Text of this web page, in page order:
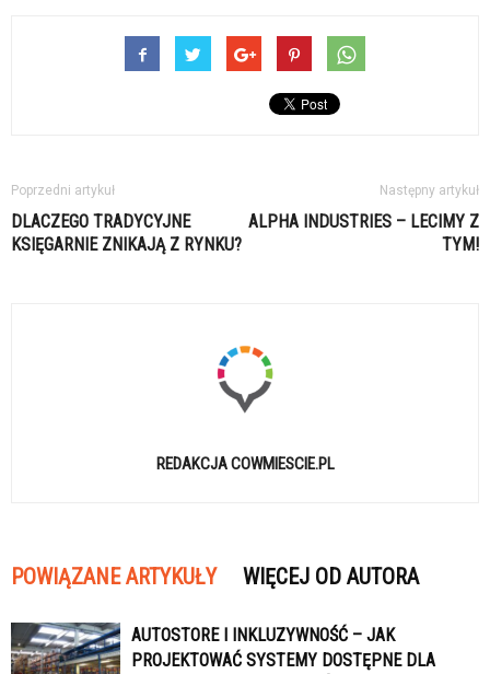
Poprzedni artykuł
DLACZEGO TRADYCYJNE
KSIĘGARNIE ZNIKAJĄ Z RYNKU?
Następny artykuł
ALPHA INDUSTRIES – LECIMY Z
TYM!
REDAKCJA COWMIESCIE.PL
POWIĄZANE ARTYKUŁY WIĘCEJ OD AUTORA
AUTOSTORE I INKLUZYWNOŚĆ – JAK
PROJEKTOWAĆ SYSTEMY DOSTĘPNE DLA